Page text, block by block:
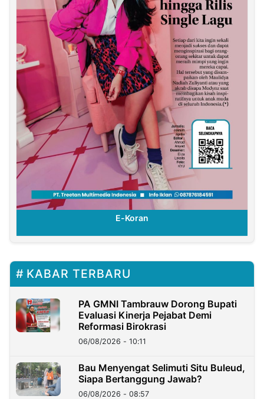
E-Koran
KABAR TERBARU
PA GMNI Tambrauw Dorong Bupati
Evaluasi Kinerja Pejabat Demi
Reformasi Birokrasi
06/08/2026 - 10:11
Bau Menyengat Selimuti Situ Buleud,
Siapa Bertanggung Jawab?
06/08/2026 - 08:57